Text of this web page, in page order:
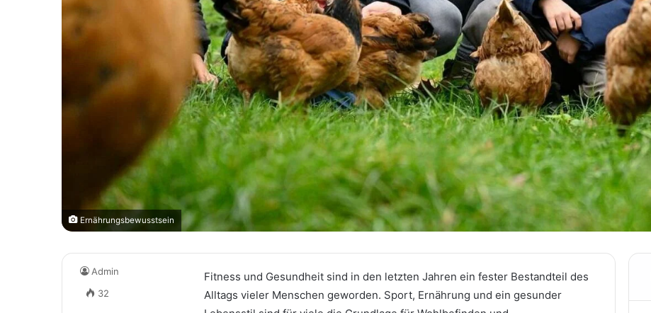
Ernährungsbewusstsein
Fitness und Gesundheit sind in den letzten Jahren ein fester Bestandteil des
Alltags vieler Menschen geworden. Sport, Ernährung und ein gesunder
Admin
32